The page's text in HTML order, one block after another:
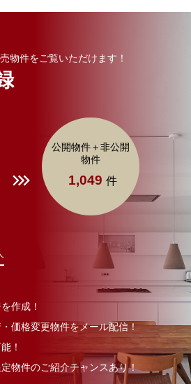
物件をご覧いただけます！
公開物件＋非公開
物件
1,049 件
作成！
価格変更物件をメール配信！
！
物件のご紹介チャンスあり！